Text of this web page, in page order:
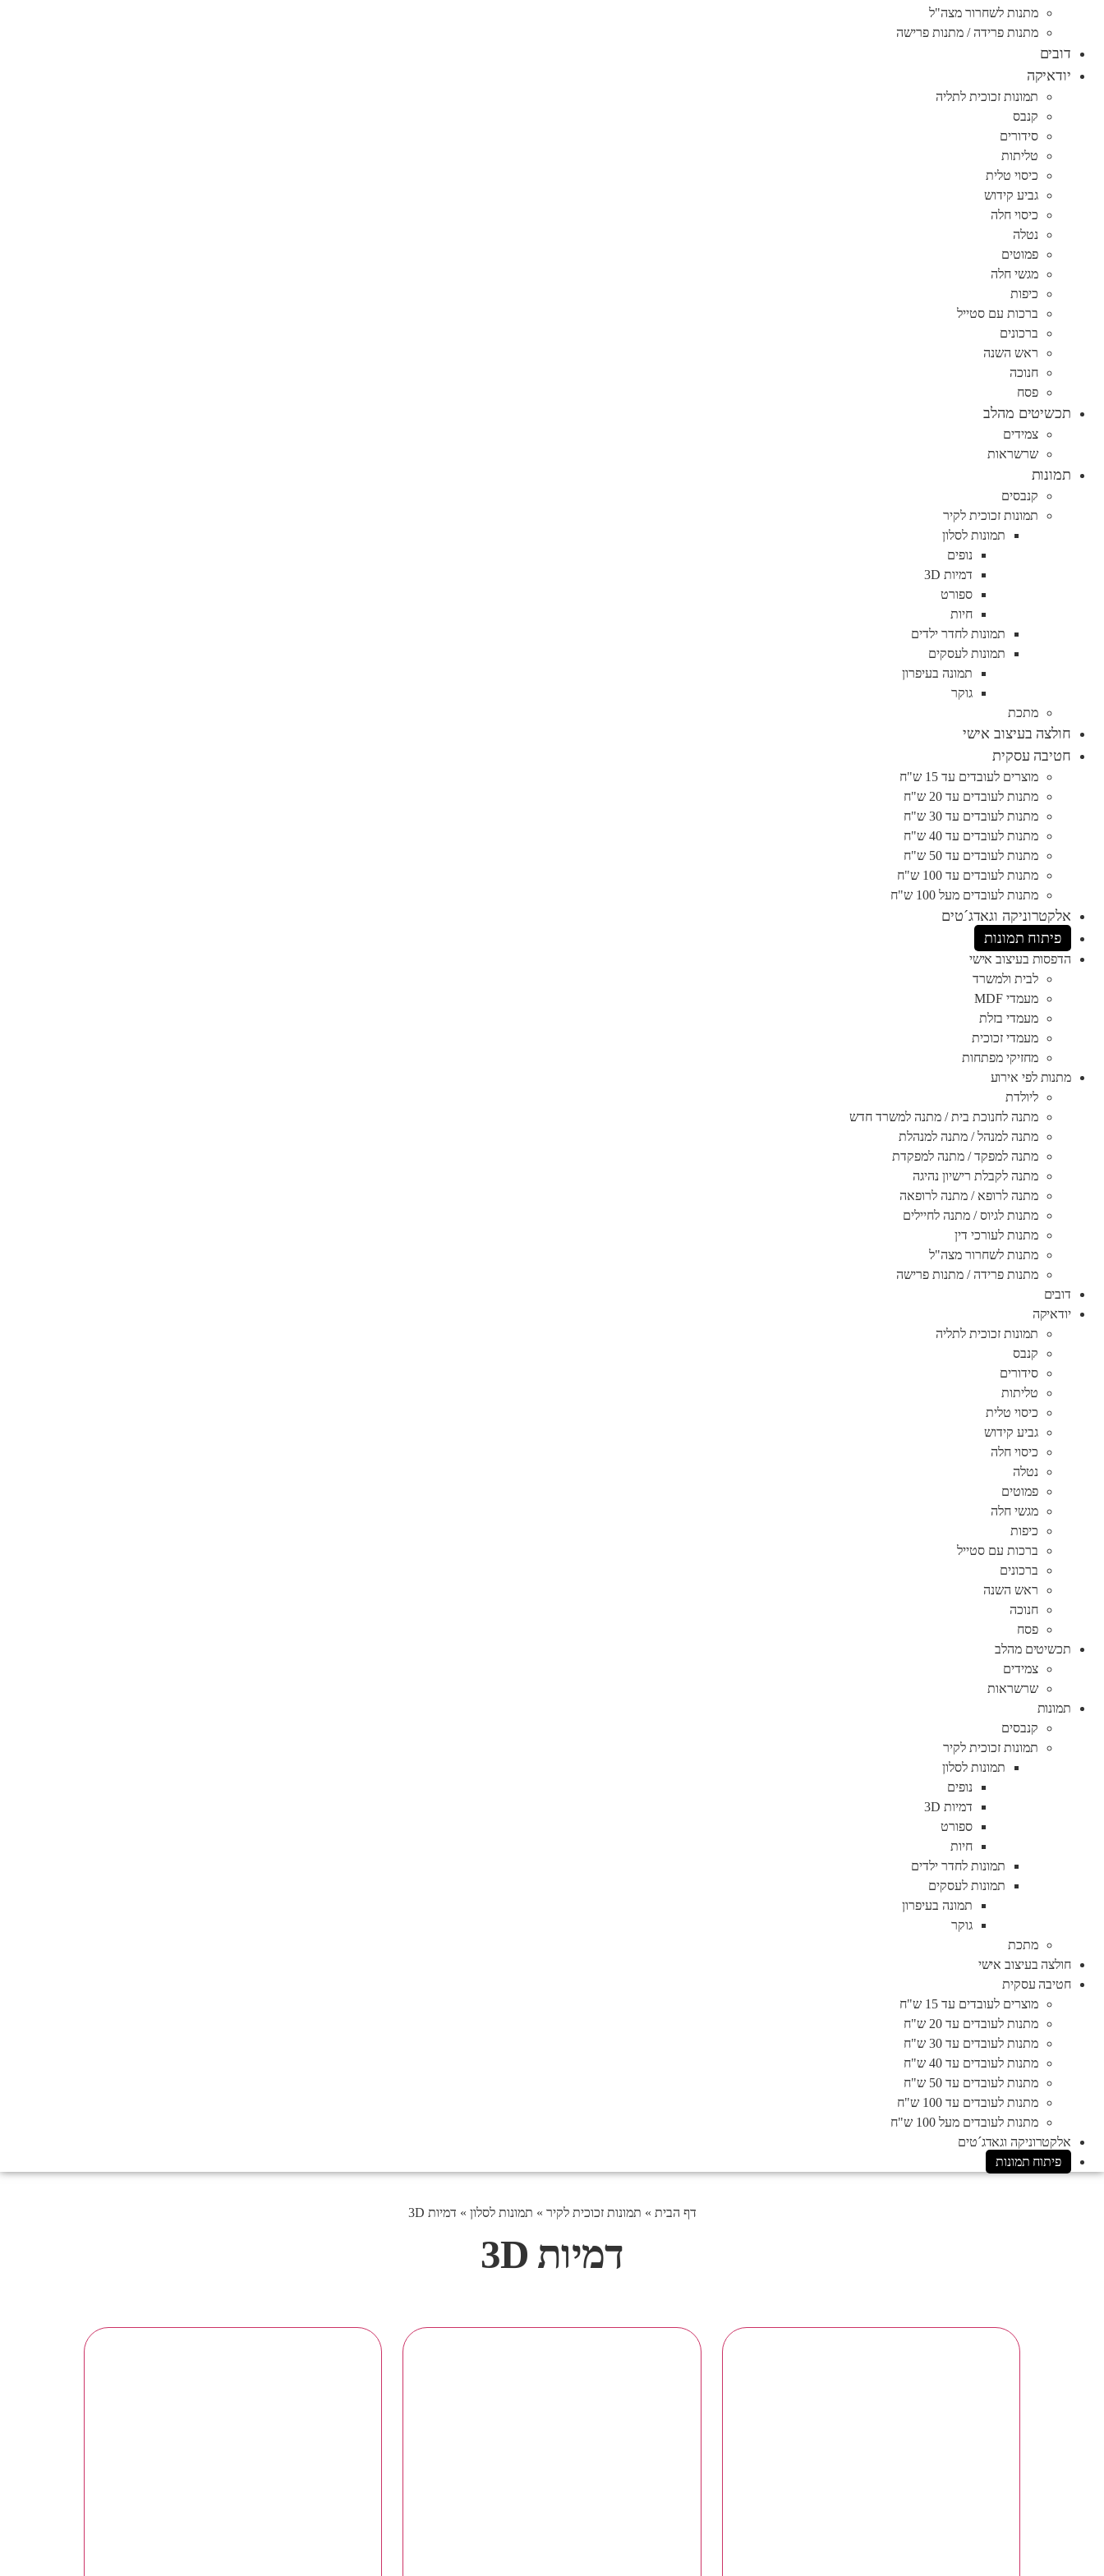
מתנות לשחרור מצה"ל
מתנות פרידה / מתנות פרישה
דובים
יודאיקה
תמונות זכוכית לתליה
קנבס
סידורים
טליתות
כיסוי טלית
גביע קידוש
כיסוי חלה
נטלה
פמוטים
מגשי חלה
כיפות
ברכות עם סטייל
ברכונים
ראש השנה
חנוכה
פסח
תכשיטים מהלב
צמידים
שרשראות
תמונות
קנבסים
תמונות זכוכית לקיר
תמונות לסלון
נופים
דמיות 3D
ספורט
חיות
תמונות לחדר ילדים
תמונות לעסקים
תמונה בעיפרון
גוקר
מתכת
חולצה בעיצוב אישי
חטיבה עסקית
מוצרים לעובדים עד 15 ש"ח
מתנות לעובדים עד 20 ש"ח
מתנות לעובדים עד 30 ש"ח
מתנות לעובדים עד 40 ש"ח
מתנות לעובדים עד 50 ש"ח
מתנות לעובדים עד 100 ש"ח
מתנות לעובדים מעל 100 ש"ח
אלקטרוניקה וגאדג´טים
פיתוח תמונות
הדפסות בעיצוב אישי
לבית ולמשרד
מעמדי MDF
מעמדי בזלת
מעמדי זכוכית
מחזיקי מפתחות
מתנות לפי אירוע
ליולדת
מתנה לחנוכת בית / מתנה למשרד חדש
מתנה למנהל / מתנה למנהלת
מתנה למפקד / מתנה למפקדת
מתנה לקבלת רישיון נהיגה
מתנה לרופא / מתנה לרופאה
מתנות לגיוס / מתנה לחיילים
מתנות לעורכי דין
מתנות לשחרור מצה"ל
מתנות פרידה / מתנות פרישה
דובים
יודאיקה
תמונות זכוכית לתליה
קנבס
סידורים
טליתות
כיסוי טלית
גביע קידוש
כיסוי חלה
נטלה
פמוטים
מגשי חלה
כיפות
ברכות עם סטייל
ברכונים
ראש השנה
חנוכה
פסח
תכשיטים מהלב
צמידים
שרשראות
תמונות
קנבסים
תמונות זכוכית לקיר
תמונות לסלון
נופים
דמיות 3D
ספורט
חיות
תמונות לחדר ילדים
תמונות לעסקים
תמונה בעיפרון
גוקר
מתכת
חולצה בעיצוב אישי
חטיבה עסקית
מוצרים לעובדים עד 15 ש"ח
מתנות לעובדים עד 20 ש"ח
מתנות לעובדים עד 30 ש"ח
מתנות לעובדים עד 40 ש"ח
מתנות לעובדים עד 50 ש"ח
מתנות לעובדים עד 100 ש"ח
מתנות לעובדים מעל 100 ש"ח
אלקטרוניקה וגאדג´טים
פיתוח תמונות
דף הבית » תמונות זכוכית לקיר » תמונות לסלון » דמיות 3D
דמיות 3D